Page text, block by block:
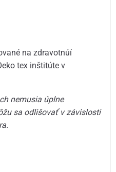
na zdravotnúí
tex inštitúte v
nemusia úplne
sa odlišovať v závislosti